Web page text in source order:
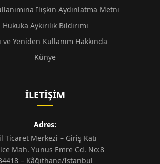
İlişkin Aydınlatma Metni
Hukuka Aykırılık Bildirimi
ve Yeniden Kullanım Hakkında
Künye
İLETIŞIM
Adres:
Ticaret Merkezi – Giriş Katı
Mah. Yunus Emre Cd. No:8
– Kâğıthane/İstanbul